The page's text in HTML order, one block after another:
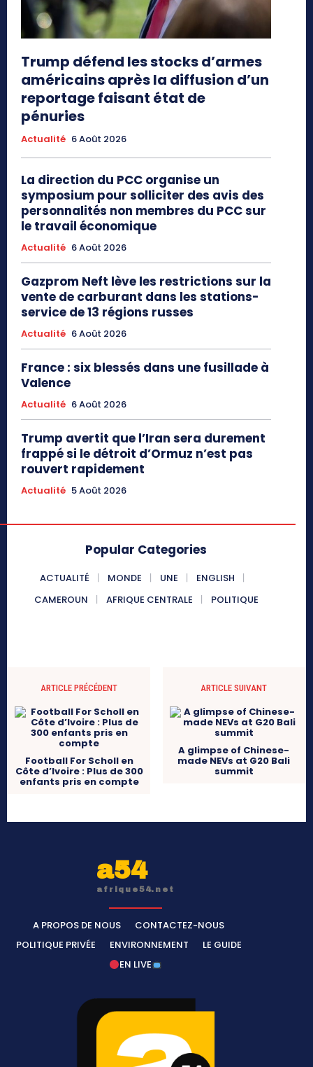
Trump défend les stocks d’armes
américains après la diffusion d’un
reportage faisant état de
pénuries
Actualité 6 Août 2026
La direction du PCC organise un
symposium pour solliciter des avis des
personnalités non membres du PCC sur
le travail économique
Actualité 6 Août 2026
Gazprom Neft lève les restrictions sur la
vente de carburant dans les stations-
service de 13 régions russes
Actualité 6 Août 2026
France : six blessés dans une fusillade à
Valence
Actualité 6 Août 2026
Trump avertit que l’Iran sera durement
frappé si le détroit d’Ormuz n’est pas
rouvert rapidement
Actualité 5 Août 2026
Popular Categories
ACTUALITÉ MONDE UNE
ENGLISH
CAMEROUN
AFRIQUE CENTRALE POLITIQUE
ARTICLE PRÉCÉDENT
Football For Scholl en
Côte d’Ivoire : Plus de 300
enfants pris en compte
ARTICLE SUIVANT
A glimpse of Chinese-
made NEVs at G20 Bali
summit
a54
afrique54.net
A PROPOS DE NOUS
CONTACTEZ-NOUS
POLITIQUE PRIVÉE
ENVIRONNEMENT
LE GUIDE
EN LIVE